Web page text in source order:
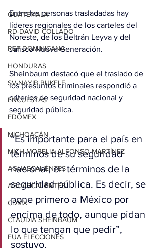
GUATEMALA
RD-DAVID COLLADO
REP DOMINICANA
HONDURAS
SV-NAYIB BUKELE
ENCUESTAS
EDOMEX
MICHOACÁN
MICH-MORELIA-ALFONSO MARTÍNEZ
AGUASCALIENTES
AGUASCALIENTES
CDMX
CLAUDIA SHEINBAUM
EUA ELECCIONES
Entre las personas trasladadas hay
líderes regionales de los carteles del
Noreste, de los Beltrán Leyva y del
Jalisco Nueva Generación.
Sheinbaum destacó que el traslado de
los presuntos criminales respondió a
criterios de seguridad nacional y
seguridad pública.
“Es importante para el país en
términos de su seguridad
nacional, en términos de la
seguridad pública. Es decir, se
pone primero a México por
encima de todo, aunque pidan
lo que tengan que pedir”,
sostuvo.